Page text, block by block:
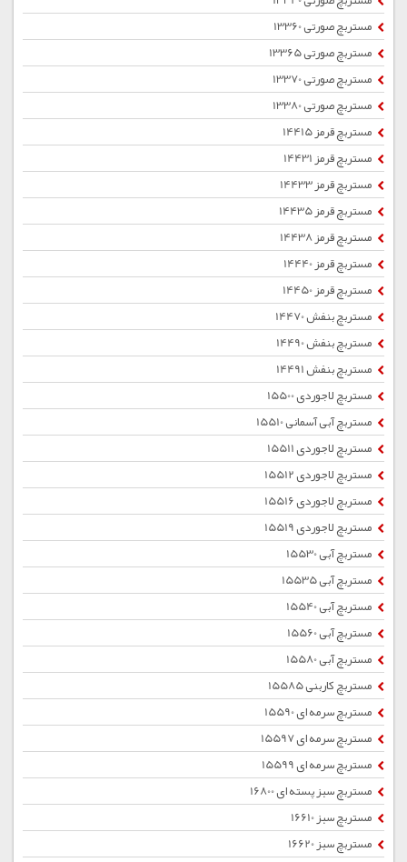
مستربچ صورتی 13360
مستربچ صورتی 13365
مستربچ صورتی 13370
مستربچ صورتی 13380
مستربچ قرمز 14415
مستربچ قرمز 14431
مستربچ قرمز 14433
مستربچ قرمز 14435
مستربچ قرمز 14438
مستربچ قرمز 14440
مستربچ قرمز 14450
مستربچ بنفش 14470
مستربچ بنفش 14490
مستربچ بنفش 14491
مستربچ لاجوردی 15500
مستربچ آبی آسمانی 15510
مستربچ لاجوردی 15511
مستربچ لاجوردی 15512
مستربچ لاجوردی 15516
مستربچ لاجوردی 15519
مستربچ آبی 15530
مستربچ آبی 15535
مستربچ آبی 15540
مستربچ آبی 15560
مستربچ آبی 15580
مستربچ کاربنی 15585
مستربچ سرمه ای 15590
مستربچ سرمه ای 15597
مستربچ سرمه ای 15599
مستربچ سبز پسته ای 16800
مستربچ سبز 16610
مستربچ سبز 16620